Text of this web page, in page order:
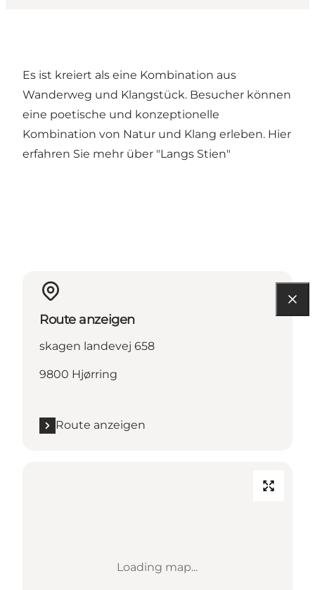
Es ist kreiert als eine Kombination aus
Wanderweg und Klangstück. Besucher können
eine poetische und konzeptionelle
Kombination von Natur und Klang erleben. Hier
erfahren Sie mehr über "Langs Stien"
Route anzeigen
skagen landevej 658
9800 Hjørring
Route anzeigen
Loading map...